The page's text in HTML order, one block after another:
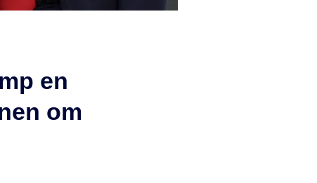
en
om